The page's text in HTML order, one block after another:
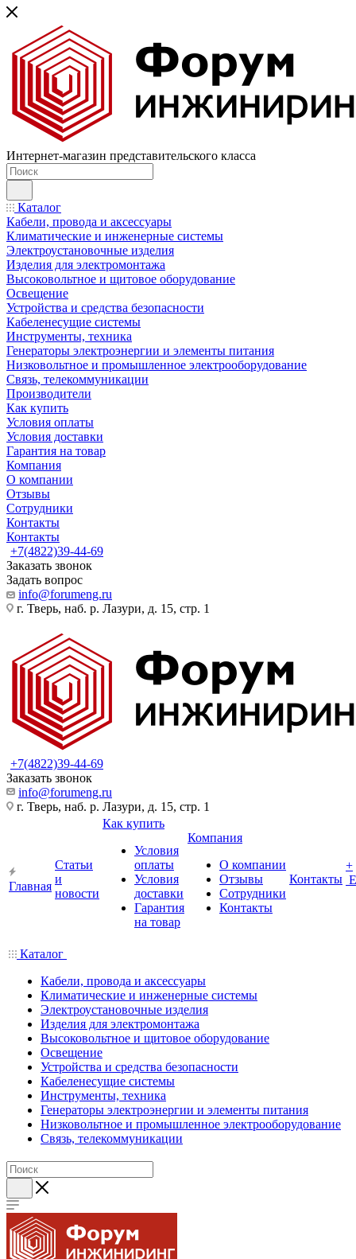
Интернет-магазин представительского класса
Каталог
Кабели, провода и аксессуары
Климатические и инженерные системы
Электроустановочные изделия
Изделия для электромонтажа
Высоковольтное и щитовое оборудование
Освещение
Устройства и средства безопасности
Кабеленесущие системы
Инструменты, техника
Генераторы электроэнергии и элементы питания
Низковольтное и промышленное электрооборудование
Связь, телекоммуникации
Производители
Как купить
Условия оплаты
Условия доставки
Гарантия на товар
Компания
О компании
Отзывы
Сотрудники
Контакты
Контакты
+7(4822)39-44-69
Заказать звонок
Задать вопрос
info@forumeng.ru
г. Тверь, наб. р. Лазури, д. 15, стр. 1
+7(4822)39-44-69
Заказать звонок
info@forumeng.ru
г. Тверь, наб. р. Лазури, д. 15, стр. 1
Главная
Статьи
и
новости
Как купить
Условия
оплаты
Условия
доставки
Гарантия
на товар
Компания
О компании
Отзывы
Сотрудники
Контакты
Контакты
+
Каталог
Кабели, провода и аксессуары
Климатические и инженерные системы
Электроустановочные изделия
Изделия для электромонтажа
Высоковольтное и щитовое оборудование
Освещение
Устройства и средства безопасности
Кабеленесущие системы
Инструменты, техника
Генераторы электроэнергии и элементы питания
Низковольтное и промышленное электрооборудование
Связь, телекоммуникации